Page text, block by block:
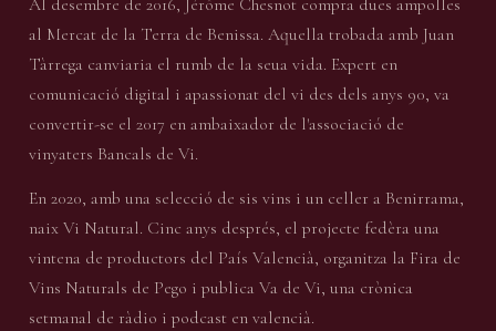
Al desembre de 2016, Jérôme Chesnot compra dues ampolles
al Mercat de la Terra de Benissa. Aquella trobada amb Juan
Tàrrega canviaria el rumb de la seua vida. Expert en
comunicació digital i apassionat del vi des dels anys 90, va
convertir-se el 2017 en ambaixador de l'associació de
vinyaters Bancals de Vi.
En 2020, amb una selecció de sis vins i un celler a Benirrama,
naix Vi Natural. Cinc anys després, el projecte fedèra una
vintena de productors del País Valencià, organitza la Fira de
Vins Naturals de Pego i publica Va de Vi, una crònica
setmanal de ràdio i podcast en valencià.